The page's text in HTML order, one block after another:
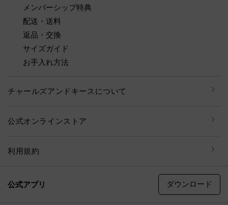
メンバーシップ特典
配送・送料
返品・交換
サイズガイド
お手入れ方法
チャールズアンドキースについて
公式オンラインストア
利用規約
公式アプリ ダウンロード